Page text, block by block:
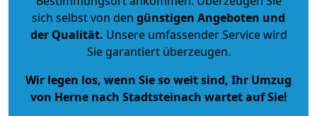
sich selbst von den günstigen Angeboten und
der Qualität. Unsere umfassender Service wird
Sie garantiert überzeugen.
Wir legen los, wenn Sie so weit sind, Ihr Umzug
von Herne nach Stadtsteinach wartet auf Sie!